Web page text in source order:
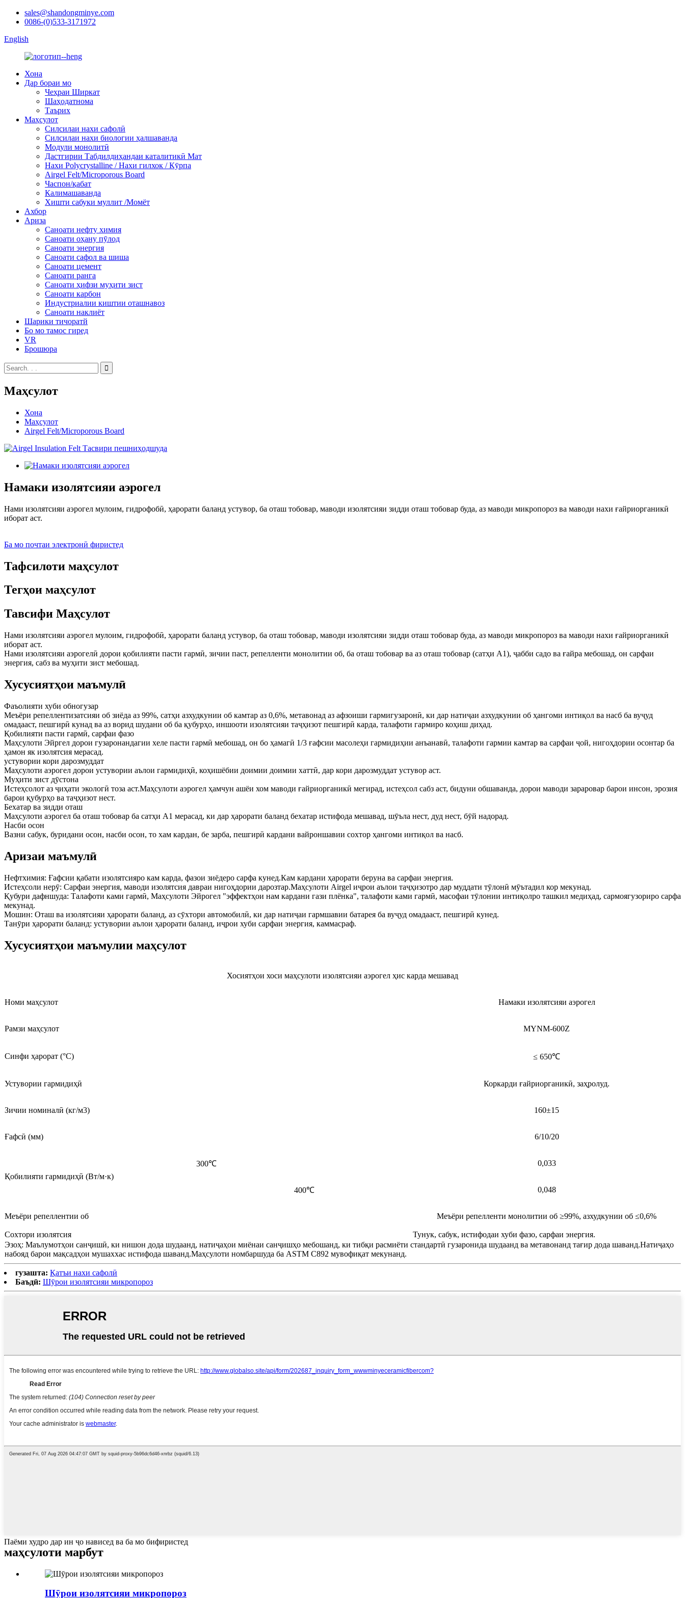
sales@shandongminye.com
0086-(0)533-3171972
English
Хона
Дар бораи мо
Чеҳраи Ширкат
Шаҳодатнома
Таърих
Маҳсулот
Силсилаи нахи сафолӣ
Силсилаи нахи биологии ҳалшаванда
Модули монолитӣ
Дастгирии Табдилдиҳандаи каталитикӣ Мат
Нахи Polycrystalline / Нахи гилхок / Кӯрпа
Airgel Felt/Microporous Board
Часпон/қабат
Калимашаванда
Хишти сабуки муллит /Момёт
Ахбор
Ариза
Саноати нефту химия
Саноати оҳану пӯлод
Саноати энергия
Саноати сафол ва шиша
Саноати цемент
Саноати ранга
Саноати ҳифзи муҳити зист
Саноати карбон
Индустриалии киштии оташнавоз
Саноати наклиёт
Шарики тичоратй
Бо мо тамос гиред
VR
Брошюра
Маҳсулот
Хона
Маҳсулот
Airgel Felt/Microporous Board
Намаки изолятсияи аэрогел
Нами изолятсияи аэрогел мулоим, гидрофобӣ, ҳарорати баланд устувор, ба оташ тобовар, маводи изолятсияи зидди оташ тобовар буда, аз маводи микропороз ва маводи нахи ғайриорганикӣ
иборат аст.
Ба мо почтаи электронӣ фиристед
Тафсилоти маҳсулот
Тегҳои маҳсулот
Тавсифи Маҳсулот
Нами изолятсияи аэрогел мулоим, гидрофобӣ, ҳарорати баланд устувор, ба оташ тобовар, маводи изолятсияи зидди оташ тобовар буда, аз маводи микропороз ва маводи нахи ғайриорганикӣ
иборат аст.
Нами изолятсияи аэрогелӣ дорои қобилияти пасти гармӣ, зичии паст, репелленти монолитии об, ба оташ тобовар ва аз оташ тобовар (сатҳи A1), ҷабби садо ва ғайра мебошад, он сарфаи
энергия, сабз ва муҳити зист мебошад.
Хусусиятҳои маъмулӣ
Фаъолияти хуби обногузар
Меъёри репеллентизатсияи об зиёда аз 99%, сатҳи азхудкунии об камтар аз 0,6%, метавонад аз афзоиши гармигузаронӣ, ки дар натиҷаи азхудкунии об ҳангоми интиқол ва насб ба вуҷуд
омадааст, пешгирӣ кунад ва аз ворид шудани об ба қубурҳо, иншооти изолятсияи таҷҳизот пешгирӣ карда, талафоти гармиро коҳиш диҳад.
Қобилияти пасти гармӣ, сарфаи фазо
Маҳсулоти Эйргел дорои гузаронандагии хеле пасти гармӣ мебошад, он бо ҳамагӣ 1/3 ғафсии масолеҳи гармидиҳии анъанавӣ, талафоти гармии камтар ва сарфаи ҷой, нигоҳдории осонтар ба
ҳамон як изолятсия мерасад.
устувории кори дарозмуддат
Маҳсулоти аэрогел дорои устувории аълои гармидиҳӣ, коҳишёбии доимии доимии хаттӣ, дар кори дарозмуддат устувор аст.
Муҳити зист дӯстона
Истеҳсолот аз ҷиҳати экологӣ тоза аст.Маҳсулоти аэрогел ҳамчун ашёи хом маводи ғайриорганикӣ мегирад, истеҳсол сабз аст, бидуни обшаванда, дорои маводи зараровар барои инсон, эрозия
барои қубурҳо ва таҷҳизот нест.
Бехатар ва зидди оташ
Маҳсулоти аэрогел ба оташ тобовар ба сатҳи A1 мерасад, ки дар ҳарорати баланд бехатар истифода мешавад, шӯъла нест, дуд нест, бӯй надорад.
Насби осон
Вазни сабук, буридани осон, насби осон, то хам кардан, бе зарба, пешгирӣ кардани вайроншавии сохтор ҳангоми интиқол ва насб.
Аризаи маъмулӣ
Нефтхимия: Ғафсии қабати изолятсияро кам карда, фазои зиёдеро сарфа кунед.Кам кардани ҳарорати беруна ва сарфаи энергия.
Истеҳсоли нерӯ: Сарфаи энергия, маводи изолятсия давраи нигоҳдории дарозтар.Маҳсулоти Airgel иҷрои аълои таҷҳизотро дар муддати тӯлонӣ мӯътадил кор мекунад.
Қубури дафншуда: Талафоти ками гармӣ, Маҳсулоти Эйрогел "эффектҳои нам кардани гази плёнка", талафоти ками гармӣ, масофаи тӯлонии интиқолро ташкил медиҳад, сармоягузориро сарфа
мекунад.
Мошин: Оташ ва изолятсияи ҳарорати баланд, аз сӯхтори автомобилӣ, ки дар натиҷаи гармшавии батарея ба вуҷуд омадааст, пешгирӣ кунед.
Танӯри ҳарорати баланд: устувории аълои ҳарорати баланд, иҷрои хуби сарфаи энергия, каммасраф.
Хусусиятҳои маъмулии маҳсулот
Хосиятҳои хоси маҳсулоти изолятсияи аэрогел ҳис карда мешавад
Номи маҳсулот Намаки изолятсияи аэрогел
Рамзи маҳсулот MYNM-600Z
Синфи ҳарорат (°C) ≤ 650℃
Устувории гармидиҳӣ Коркарди ғайриорганикӣ, заҳролуд.
Зичии номиналӣ (кг/м3) 160±15
Ғафсӣ (мм) 6/10/20
Қобилияти гармидиҳӣ (Вт/м·к)
300℃ 0,033
400℃ 0,048
Меъёри репеллентии об Меъёри репелленти монолитии об ≥99%, азхудкунии об ≤0,6%
Сохтори изолятсия
Тунук, сабук, истифодаи хуби фазо, сарфаи энергия.
Эзоҳ: Маълумотҳои санҷишӣ, ки нишон дода шудаанд, натиҷаҳои миёнаи санҷишҳо мебошанд, ки тибқи расмиёти стандартӣ гузаронида шудаанд ва метавонанд тағир дода шаванд.Натиҷаҳо
набояд барои мақсадҳои мушаххас истифода шаванд.Маҳсулоти номбаршуда ба ASTM C892 мувофиқат мекунанд.
гузашта: Қатъи нахи сафолӣ
Баъдӣ: Шӯрои изолятсияи микропороз
Паёми худро дар ин ҷо нависед ва ба мо бифиристед
маҳсулоти марбут
Шӯрои изолятсияи микропороз